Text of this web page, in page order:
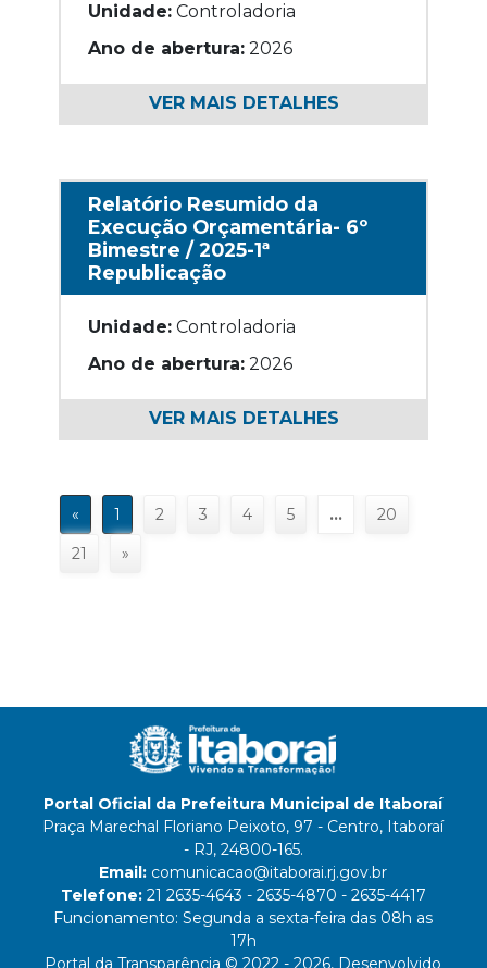
Unidade: Controladoria
Ano de abertura: 2026
VER MAIS DETALHES
Relatório Resumido da
Execução Orçamentária- 6º
Bimestre / 2025-1ª
Republicação
Unidade: Controladoria
Ano de abertura: 2026
VER MAIS DETALHES
« 1 2 3 4 5 …
20
21
»
Portal Oficial da Prefeitura Municipal de Itaboraí
Praça Marechal Floriano Peixoto, 97 - Centro, Itaboraí
- RJ, 24800-165.
Email: comunicacao@itaborai.rj.gov.br
Telefone: 21 2635-4643 - 2635-4870 - 2635-4417
Funcionamento: Segunda a sexta-feira das 08h as
17h
Portal da Transparência © 2022 - 2026, Desenvolvido